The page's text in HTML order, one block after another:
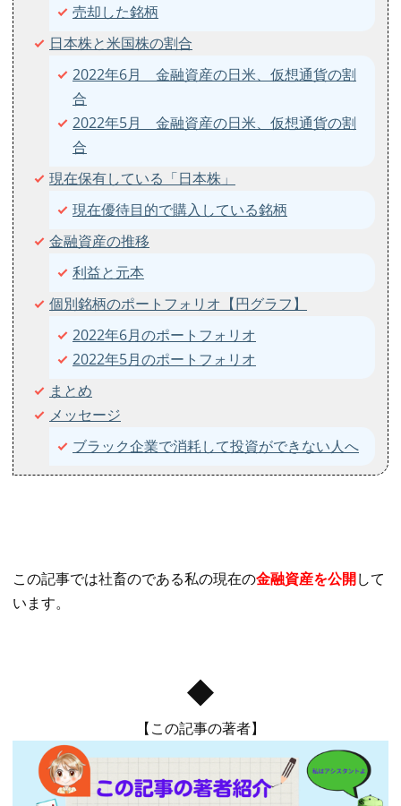
売却した銘柄
日本株と米国株の割合
2022年6月 金融資産の日米、仮想通貨の割
合
2022年5月 金融資産の日米、仮想通貨の割
合
現在保有している「日本株」
現在優待目的で購入している銘柄
金融資産の推移
利益と元本
個別銘柄のポートフォリオ【円グラフ】
2022年6月のポートフォリオ
2022年5月のポートフォリオ
まとめ
メッセージ
ブラック企業で消耗して投資ができない人へ
この記事では社畜のである私の現在の金融資産を公開して
います。
◆
【この記事の著者】